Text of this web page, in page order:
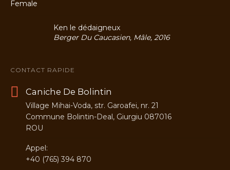
Ken le dédaigneux
Berger Du Caucasien, Mâle, 2016
CONTACT RAPIDE
Caniche De Bolintin
Village Mihai-Voda, str. Garoafei, nr. 21
Commune Bolintin-Deal, Giurgiu 087016
ROU
Appel:
+40 (765) 394 870